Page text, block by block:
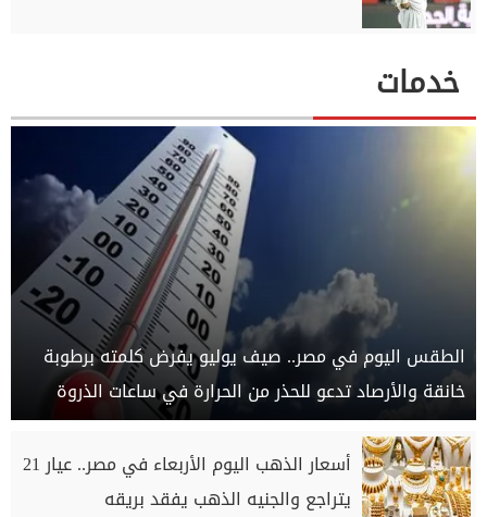
خدمات
الطقس اليوم في مصر.. صيف يوليو يفرض كلمته برطوبة
خانقة والأرصاد تدعو للحذر من الحرارة في ساعات الذروة
أسعار الذهب اليوم الأربعاء في مصر.. عيار 21
يتراجع والجنيه الذهب يفقد بريقه